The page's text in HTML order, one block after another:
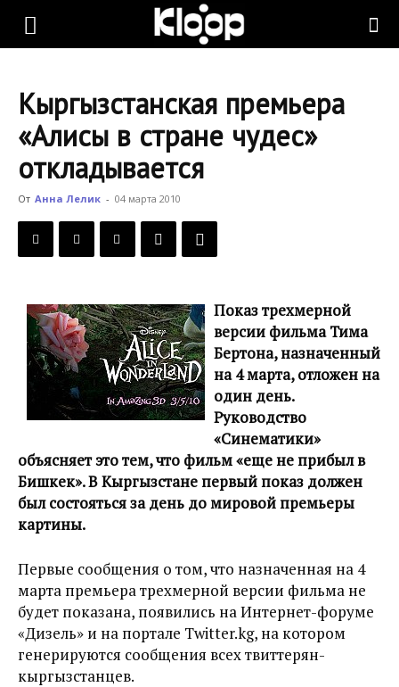
KLOOP.KG
Новости
Кыргызстана
Кыргызстанская премьера
«Алисы в стране чудес»
откладывается
От Анна Лелик - 04 марта 2010
Показ трехмерной
версии фильма Тима
Бертона, назначенный
на 4 марта, отложен на
один день.
Руководство
«Синематики»
объясняет это тем, что фильм «еще не прибыл в
Бишкек». В Кыргызстане первый показ должен
был состояться за день до мировой премьеры
картины.
Первые сообщения о том, что назначенная на 4
марта премьера трехмерной версии фильма не
будет показана, появились на Интернет-форуме
«Дизель» и на портале Twitter.kg, на котором
генерируются сообщения всех твиттерян-
кыргызстанцев.